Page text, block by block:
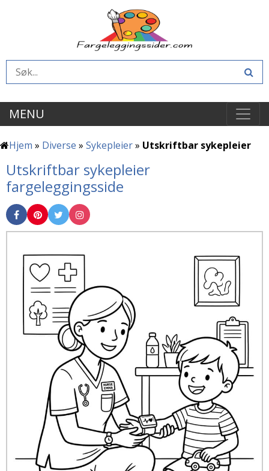
MENU
Hjem » Diverse » Sykepleier» Utskriftbar sykepleier
Utskriftbar sykepleier
fargeleggingsside